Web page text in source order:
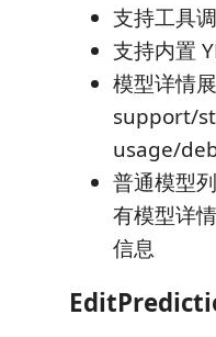
支持工具
支持内置
模型详情
support/
usage/
普通模型
有模型详
信息